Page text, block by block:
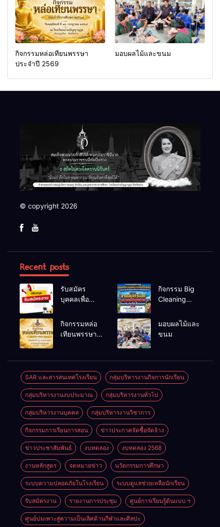
กิจกรรมหล่อเทียนพรรษา
ประจำปี 2569
มอบผลไม้และขนม
© copyright 2026
Recent posts
รับสมัคร
บุคคลเพื่อ
เลือกสรรเป็น
พนักงาน
กิจกรรม Big
Cleaning
ป้องกันโรคไข้
กิจกรรมหล่อ
เทียนพรรษา
มอบผลไม้และ
ขนม
SAR และสารสนเทศโรงเรียน กลุ่มบริหารงานกิจการนักเรียน
กลุ่มบริหารงานงบประมาณ กลุ่มบริหารงานทั่วไป
กลุ่มบริหารงานบุคคล กลุ่มบริหารงานวิชาการ
กิจกรรมการเรียนการสอน ข่าวประกาศจัดซื้อจัดจ้าง
ข่าวประชาสัมพันธ์ งบทดลอง งบทดลอง 2568
งานหลักสูตร จดหมายข่าว นวัตกรรมการศึกษา
ระบบความปลอดภัยในโรงเรียน ระบบดูแลช่วยเหลือนักเรียน
รับสมัครงาน รายงานการประชุม ศูนย์การเรียนรู้ต้นแบบ ฯ
ศูนย์บ่มเพาะสู่ความเป็นเลิศด้านกีฬาและศิลปะ